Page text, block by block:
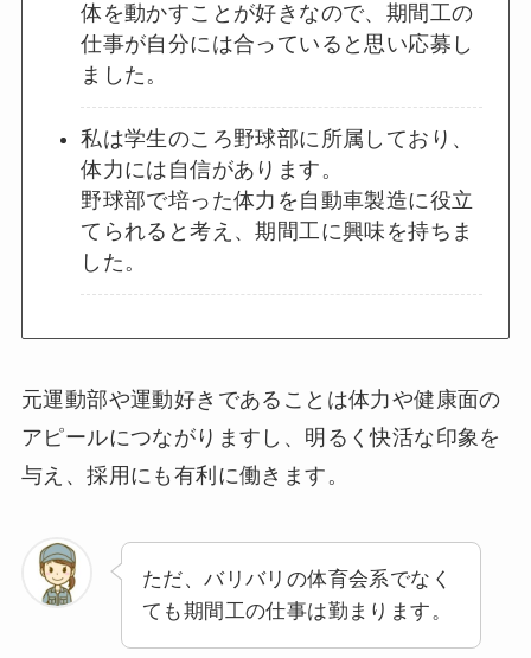
体を動かすことが好きなので、期間工の
仕事が自分には合っていると思い応募し
ました。
私は学生のころ野球部に所属しており、
体力には自信があります。
野球部で培った体力を自動車製造に役立
てられると考え、期間工に興味を持ちま
した。
元運動部や運動好きであることは体力や健康面の
アピールにつながりますし、明るく快活な印象を
与え、採用にも有利に働きます。
ただ、バリバリの体育会系でなく
ても期間工の仕事は勤まります。